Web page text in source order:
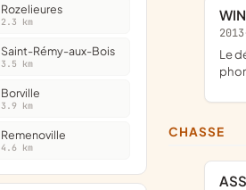
le développement des musiques actuelles notamment par l'organisation de concerts, de tournées ou encore la production de
CHASSE
Rozelieures
2.3 km
Saint-Rémy-aux-Bois
3.5 km
Borville
3.9 km
Remenoville
4.6 km